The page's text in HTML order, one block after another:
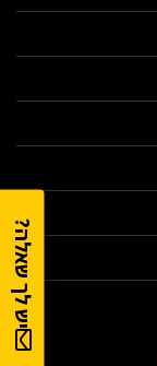
יש לך שאלה?